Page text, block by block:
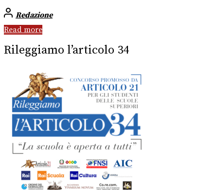
Redazione
Read more
Rileggiamo l’articolo 34